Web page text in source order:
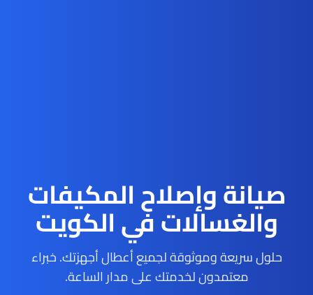
صيانة وإصلاح المكيفات
والغسالات في الكويت
حلول سريعة وموثوقة لجميع أعطال أجهزتك. خبراء
معتمدون لخدمتك على مدار الساعة.